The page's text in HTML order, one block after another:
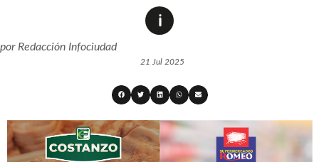
porRedacción Infociudad
21 Jul 2025